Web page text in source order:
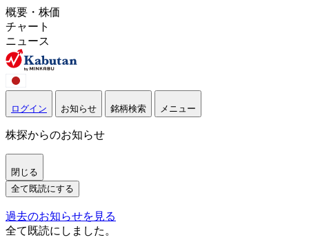
概要・株価
チャート
ニュース
ログイン お知らせ 銘柄検索 メニュー
株探からのお知らせ
閉じる
全て既読にする
過去のお知らせを見る
全て既読にしました。